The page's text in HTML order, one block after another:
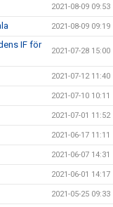
2021-08-09 09:53
2021-08-09 09:19
IF för
2021-07-28 15:00
2021-07-12 11:40
2021-07-10 10:11
2021-07-01 11:52
2021-06-17 11:11
2021-06-07 14:31
2021-06-01 14:17
2021-05-25 09:33